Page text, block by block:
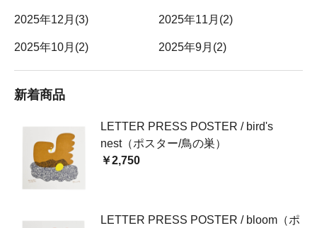
2025年12月 (3) 2025年11月 (2)
2025年10月 (2) 2025年9月 (2)
新着商品
LETTER PRESS POSTER / bird's
nest（ポスター/鳥の巣）
￥2,750
LETTER PRESS POSTER / bloom（ポ